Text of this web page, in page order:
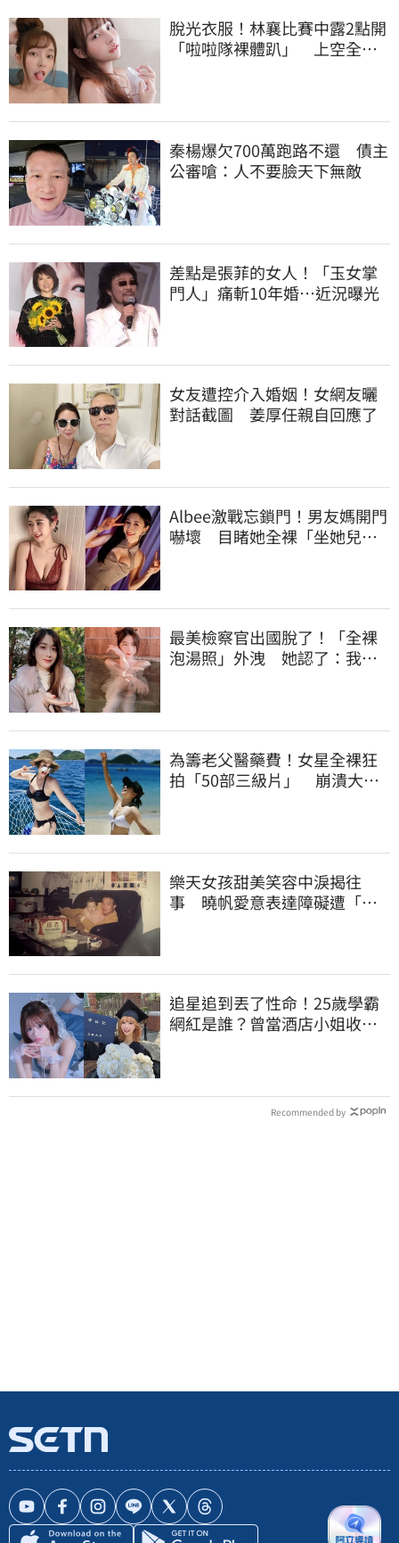
脫光衣服！林襄比賽中露2點開
「啦啦隊裸體趴」 上空全裸
秦楊爆欠700萬跑路不還 債主
公審嗆：人不要臉天下無敵
差點是張菲的女人！「玉女掌
門人」痛斬10年婚…近況曝光
女友遭控介入婚姻！女網友曬
對話截圖 姜厚任親自回應了
Albee激戰忘鎖門！男友媽開門
嚇壞 目睹她全裸「坐她兒子
最美檢察官出國脫了！「全裸
泡湯照」外洩 她認了：我一
為籌老父醫藥費！女星全裸狂
拍「50部三級片」 崩潰大
樂天女孩甜美笑容中淚揭往
事 曉帆愛意表達障礙遭「粉
追星追到丟了性命！25歲學霸
網紅是誰？曾當酒店小姐收入
Recommended by